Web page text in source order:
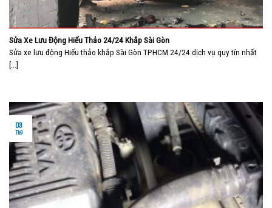
Sửa Xe Lưu Động Hiếu Thảo 24/24 Khắp Sài Gòn
Sửa xe lưu động Hiếu thảo khắp Sài Gòn TPHCM 24/24:dịch vụ quy tín nhất
[...]
03
Th9